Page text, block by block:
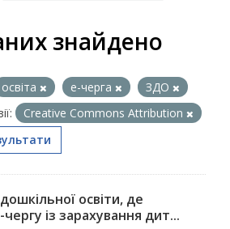
знайдено
освіта е-черга
ЗДО
Creative Commons Attribution
освіти, де
із зарахування дит...